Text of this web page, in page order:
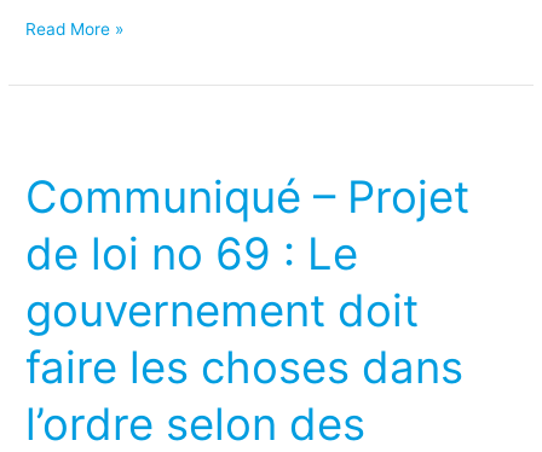
Read More »
Communiqué – Projet
de loi no 69 : Le
gouvernement doit
faire les choses dans
l’ordre selon des
Projet
loi
69
:
gouvernement